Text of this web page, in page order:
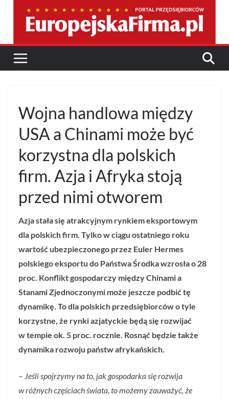
Wojna handlowa między
USA a Chinami może być
korzystna dla polskich
firm. Azja i Afryka stoją
przed nimi otworem
Azja stała się atrakcyjnym rynkiem eksportowym
dla polskich firm. Tylko w ciągu ostatniego roku
wartość ubezpieczonego przez Euler Hermes
polskiego eksportu do Państwa Środka wzrosła o 28
proc. Konflikt gospodarczy między Chinami a
Stanami Zjednoczonymi może jeszcze podbić tę
dynamikę. To dla polskich przedsiębiorców o tyle
korzystne, że rynki azjatyckie będą się rozwijać
w tempie ok. 5 proc. rocznie. Rosnąć będzie także
dynamika rozwoju państw afrykańskich.
– Jeśli spojrzymy na to, jak gospodarka się rozwija
w różnych częściach świata, to możemy zauważyć, że